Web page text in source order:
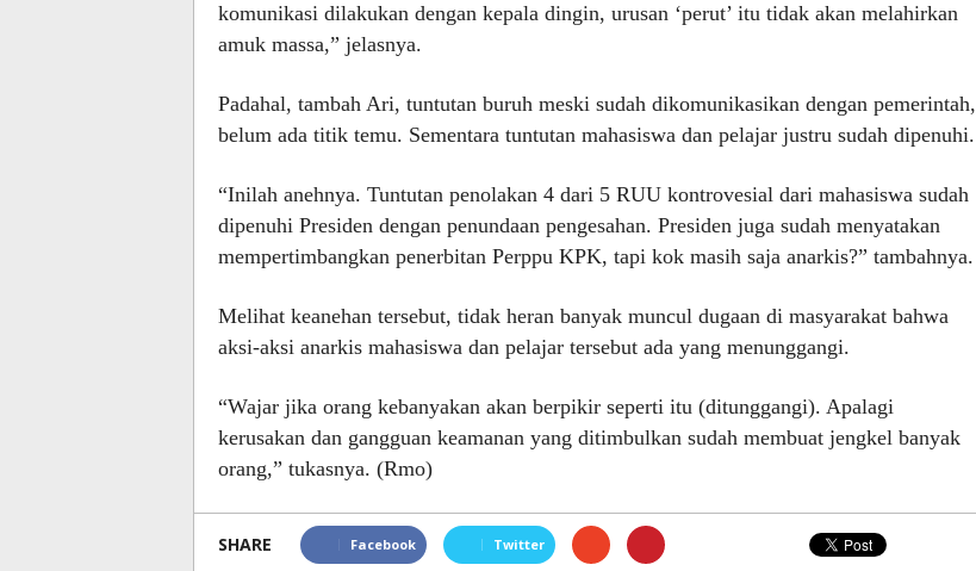
komunikasi dilakukan dengan kepala dingin, urusan ‘perut’ itu tidak akan melahirkan
amuk massa,” jelasnya.
Padahal, tambah Ari, tuntutan buruh meski sudah dikomunikasikan dengan pemerintah,
belum ada titik temu. Sementara tuntutan mahasiswa dan pelajar justru sudah dipenuhi.
“Inilah anehnya. Tuntutan penolakan 4 dari 5 RUU kontrovesial dari mahasiswa sudah
dipenuhi Presiden dengan penundaan pengesahan. Presiden juga sudah menyatakan
mempertimbangkan penerbitan Perppu KPK, tapi kok masih saja anarkis?” tambahnya.
Melihat keanehan tersebut, tidak heran banyak muncul dugaan di masyarakat bahwa
aksi-aksi anarkis mahasiswa dan pelajar tersebut ada yang menunggangi.
“Wajar jika orang kebanyakan akan berpikir seperti itu (ditunggangi). Apalagi
kerusakan dan gangguan keamanan yang ditimbulkan sudah membuat jengkel banyak
orang,” tukasnya. (Rmo)
SHARE Facebook Twitter